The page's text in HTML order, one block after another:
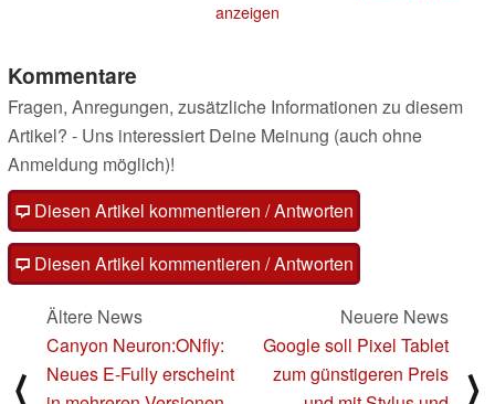
anzeigen
Kommentare
Fragen, Anregungen, zusätzliche Informationen zu diesem
Artikel? - Uns interessiert Deine Meinung (auch ohne
Anmeldung möglich)!
Diesen Artikel kommentieren / Antworten
Diesen Artikel kommentieren / Antworten
⟨
Ältere News
Canyon Neuron:ONfly:
Neues E-Fully erscheint
Neuere News
Google soll Pixel Tablet
zum günstigeren Preis
⟩